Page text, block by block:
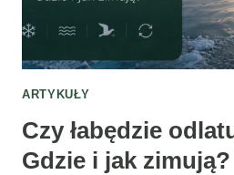
ARTYKUŁY
Czy łabędzie
Gdzie i jak zimują?